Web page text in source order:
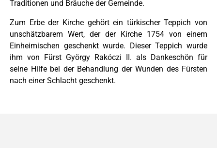
Traditionen und Bräuche der Gemeinde.
Zum Erbe der Kirche gehört ein türkischer Teppich von
unschätzbarem Wert, der der Kirche 1754 von einem
Einheimischen geschenkt wurde. Dieser Teppich wurde
ihm von Fürst György Rakóczi II. als Dankeschön für
seine Hilfe bei der Behandlung der Wunden des Fürsten
nach einer Schlacht geschenkt.